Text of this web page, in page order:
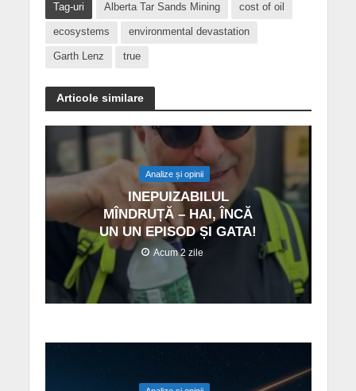
Tag-uri Alberta Tar Sands Mining cost of oil
ecosystems environmental devastation
Garth Lenz true
Articole similare
Analize și opinii
INEPUIZABILUL
MÎNDRUȚĂ – HAI, ÎNCĂ
UN UN EPISOD ȘI GATA!
Acum 2 zile